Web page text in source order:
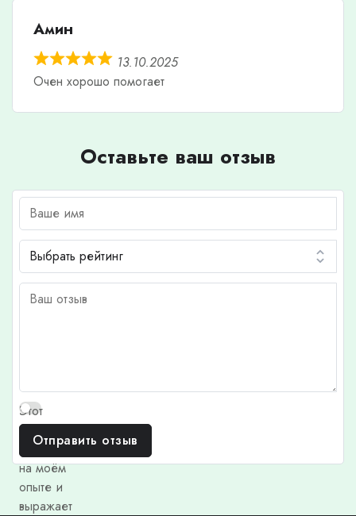
Амин
13.10.2025
Очен хорошо помогает
Оставьте ваш отзыв
Этот
отзыв
основан
на моём
опыте и
выражает
Отправить отзыв